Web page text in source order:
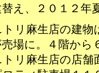
え、２０１２年
リ麻生店の建
売場に。４階か
リ麻生店の店舗